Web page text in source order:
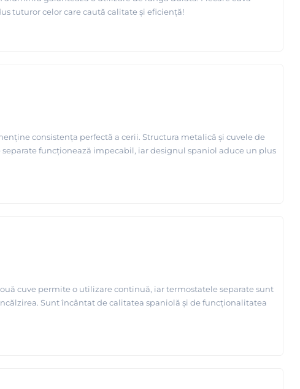
tuturor celor care caută calitate și eficiență!
consistența perfectă a cerii. Structura metalică și cuvele de
funcționează impecabil, iar designul spaniol aduce un plus
cuve permite o utilizare continuă, iar termostatele separate sunt
Sunt încântat de calitatea spaniolă și de funcționalitatea